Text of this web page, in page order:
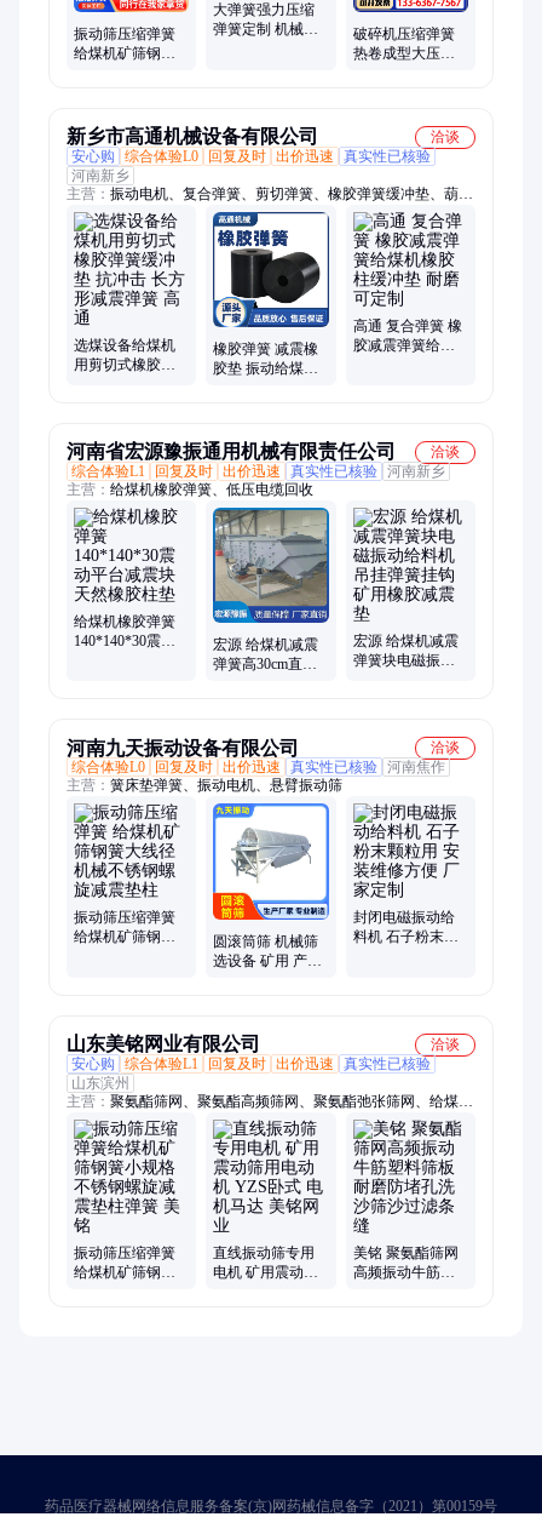
振动筛压缩弹簧
给煤机矿筛钢簧
大弹簧强力压缩
弹簧定制 机械重
破碎机压缩弹簧
热卷成型大压簧
新乡市高通机械设备有限公司
洽谈
安心购
综合体验L0 回复及时 出价迅速
真实性已核验
河南新乡
主营： 振动电机、复合弹簧、剪切弹簧、橡胶弹簧缓冲垫、葫芦
弹簧、钢丝弹簧、振动筛配件
选煤设备给煤机
用剪切式橡胶弹
橡胶弹簧 减震橡
胶垫 振动给煤机
高通 复合弹簧 橡
胶减震弹簧给煤
河南省宏源豫振通用机械有限责任公司
洽谈
综合体验L1
回复及时 出价迅速 真实性已核验 河南新乡
主营： 给煤机橡胶弹簧、低压电缆回收
给煤机橡胶弹簧
140*140*30震动
宏源 给煤机减震
弹簧高30cm直径
宏源 给煤机减震
弹簧块电磁振动
河南九天振动设备有限公司
洽谈
综合体验L0
回复及时 出价迅速 真实性已核验 河南焦作
主营： 簧床垫弹簧、振动电机、悬臂振动筛
振动筛压缩弹簧
给煤机矿筛钢簧
圆滚筒筛 机械筛
选设备 矿用 产量
封闭电磁振动给
料机 石子粉末颗
山东美铭网业有限公司
洽谈
安心购
综合体验L1 回复及时 出价迅速
真实性已核验
山东滨州
主营： 聚氨酯筛网、聚氨酯高频筛网、聚氨酯弛张筛网、给煤
机、聚氨酯棒条筛网、聚氨酯脱水筛网、矿山筛网、锰钢焊接筛
网、锰钢编织筛网、锰钢防堵筛网、沥青拌合站筛网、不锈钢筛
网、锰钢冲孔筛网、水力旋流器、聚氨酯旋流器、皮带清扫器、
聚氨酯胶碗、聚氨酯耐磨片、聚氨酯胶条、渣浆泵、纳米橡胶防
堵筛网
振动筛压缩弹簧
给煤机矿筛钢簧
直线振动筛专用
电机 矿用震动筛
美铭 聚氨酯筛网
高频振动牛筋塑
药品医疗器械网络信息服务备案(京)网药械信息备字（2021）第00159号